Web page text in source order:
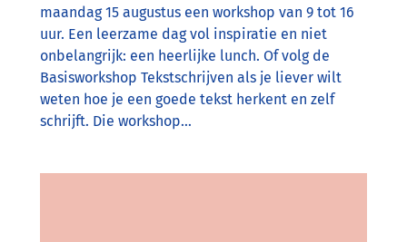
maandag 15 augustus een workshop van 9 tot 16
uur. Een leerzame dag vol inspiratie en niet
onbelangrijk: een heerlijke lunch. Of volg de
Basisworkshop Tekstschrijven als je liever wilt
weten hoe je een goede tekst herkent en zelf
schrijft. Die workshop…